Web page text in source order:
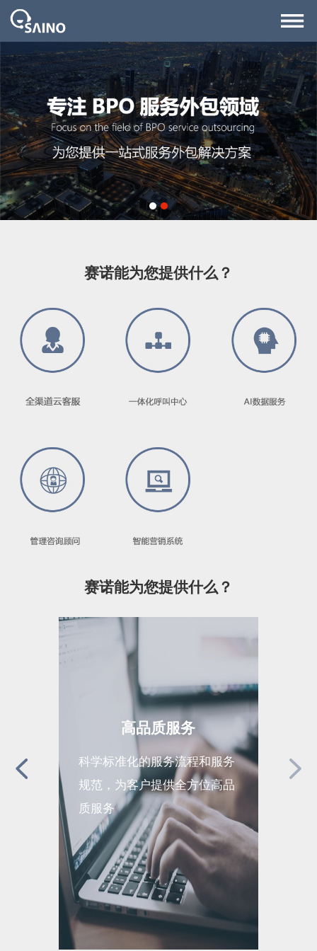
1 2
赛诺能为您提供什么？
赛诺能为您提供什么？
高品质服务
科学标准化的服务流程和服务
规范，为客户提供全方位高品
质服务
全面